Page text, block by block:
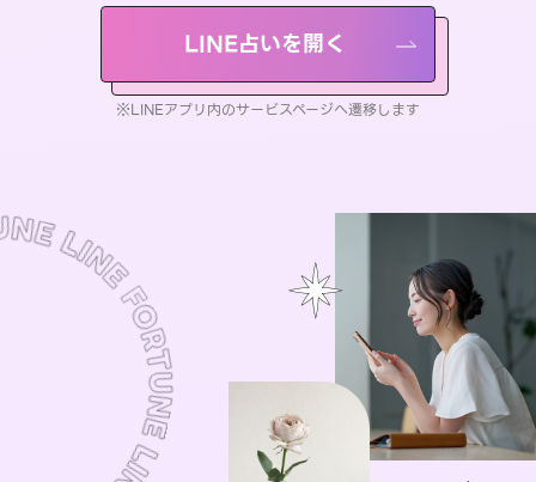
LINE占いを開く
※LINEアプリ内のサービスページへ遷移します